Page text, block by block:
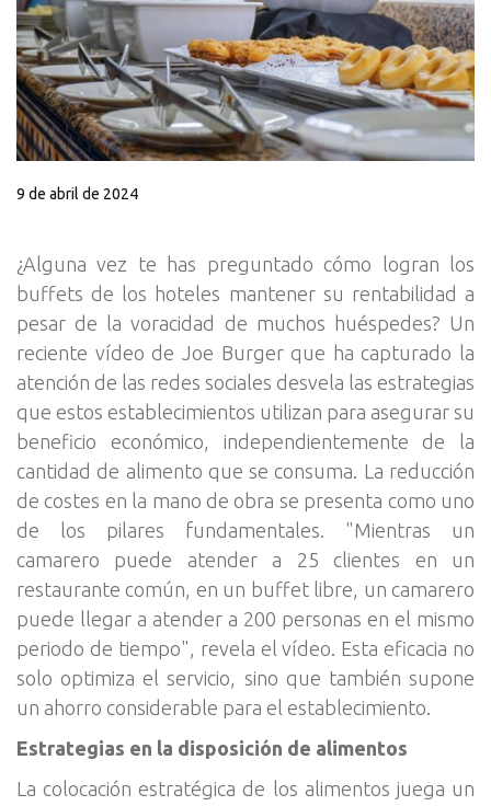
9 de abril de 2024
¿Alguna vez te has preguntado cómo logran los
buffets de los hoteles mantener su rentabilidad a
pesar de la voracidad de muchos huéspedes? Un
reciente vídeo de Joe Burger que ha capturado la
atención de las redes sociales desvela las estrategias
que estos establecimientos utilizan para asegurar su
beneficio económico, independientemente de la
cantidad de alimento que se consuma. La reducción
de costes en la mano de obra se presenta como uno
de los pilares fundamentales. "Mientras un
camarero puede atender a 25 clientes en un
restaurante común, en un buffet libre, un camarero
puede llegar a atender a 200 personas en el mismo
periodo de tiempo", revela el vídeo. Esta eficacia no
solo optimiza el servicio, sino que también supone
un ahorro considerable para el establecimiento.
Estrategias en la disposición de alimentos
La colocación estratégica de los alimentos juega un